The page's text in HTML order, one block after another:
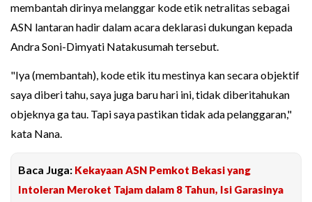
membantah dirinya melanggar kode etik netralitas sebagai
ASN lantaran hadir dalam acara deklarasi dukungan kepada
Andra Soni-Dimyati Natakusumah tersebut.
"Iya (membantah), kode etik itu mestinya kan secara objektif
saya diberi tahu, saya juga baru hari ini, tidak diberitahukan
objeknya ga tau. Tapi saya pastikan tidak ada pelanggaran,"
kata Nana.
Baca Juga: Kekayaan ASN Pemkot Bekasi yang
Intoleran Meroket Tajam dalam 8 Tahun, Isi Garasinya